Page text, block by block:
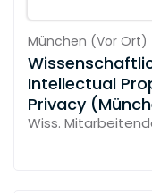
München (Vor Ort)
Intellectual
Privacy
Wiss.